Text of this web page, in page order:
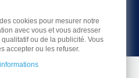
cookies pour mesurer notre
avec vous et vous adresser
ou de la publicité. Vous
accepter ou les refuser.